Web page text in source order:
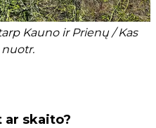
Kauno ir Prienų / Kas
ar skaito?